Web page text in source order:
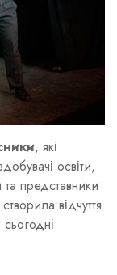
, які
освіти,
та представники
відчуття